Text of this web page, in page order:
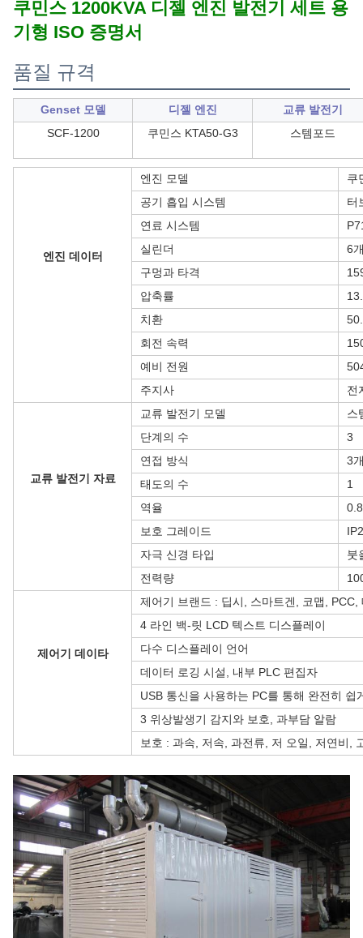
쿠민스 1200KVA 디젤 엔진 발전기 세트 용
기형 ISO 증명서
품질 규격
Genset 모델 디젤 엔진
교류 발전기
SCF-1200
쿠민스 KTA50-G3 스템포드
엔진 데이터
엔진 모델
쿠
공기 흡입 시스템
터
연료 시스템
실린더
6
구멍과 타격
압축률
치환
회전 속력
예비 전원
주지사
전
교류 발전기 자료
교류 발전기 모델
스
단계의 수
3
연접 방식
3
태도의 수
1
역율
0.8
보호 그레이드
자극 신경 타입
붓
전력량
제어기 데이타
제어기 브랜드 : 딥시, 스마트겐, 코맵, PCC,
4 라인 백-릿 LCD 텍스트 디스플레이
다수 디스플레이 언어
데이터 로깅 시설, 내부 PLC 편집자
USB 통신을 사용하는 PC를 통해 완전히 쉽
3 위상발생기 감지와 보호, 과부담 알람
보호 : 과속, 저속, 과전류, 저 오일, 저연비,